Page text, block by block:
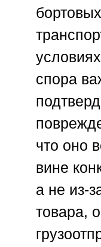
спора
что оно
вине
а не из-
товара,